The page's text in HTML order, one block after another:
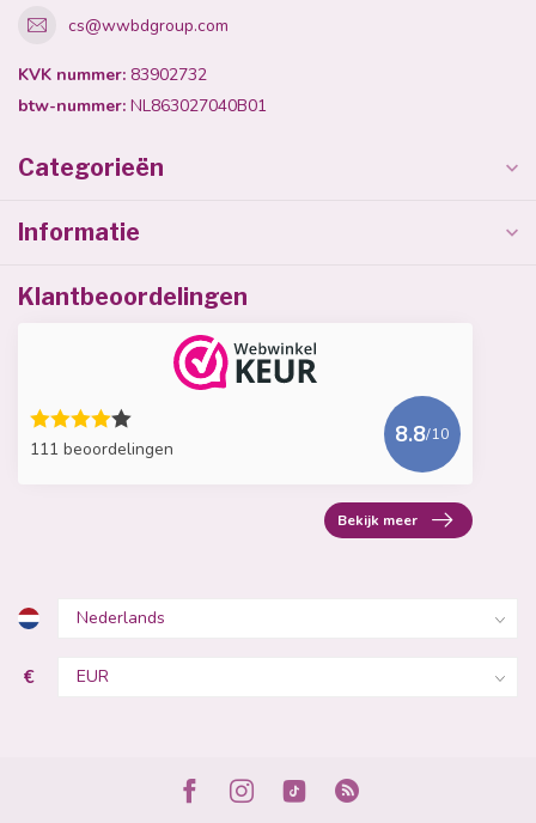
cs@wwbdgroup.com
KVK nummer: 83902732
btw-nummer: NL863027040B01
Categorieën
Informatie
Klantbeoordelingen
111 beoordelingen
8.8/10
Bekijk meer
€